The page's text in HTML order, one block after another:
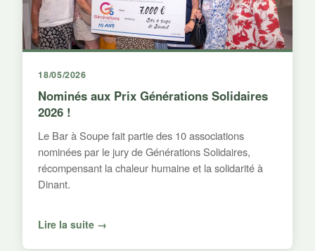
18/05/2026
Nominés aux Prix Générations Solidaires
2026 !
Le Bar à Soupe fait partie des 10 associations
nominées par le jury de Générations Solidaires,
récompensant la chaleur humaine et la solidarité à
Dinant.
Lire la suite →